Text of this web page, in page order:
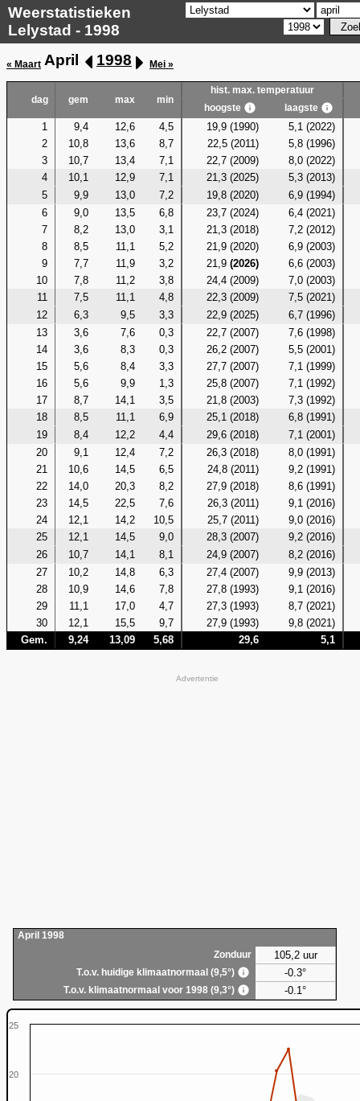
Weerstatistieken
Lelystad - 1998
« Maart April 1998 Mei »
dag gem max min
hist. max. temperatuur
hoogste
laagste
1 9,4 12,6 4,5 19,9 (1990)
5,1 (2022)
2
10,8 13,6 8,7 22,5 (2011)
5,8 (1996)
3
10,7 13,4 7,1 22,7 (2009)
8,0 (2022)
4
10,1 12,9 7,1 21,3 (2025)
5,3 (2013)
5
9,9 13,0 7,2 19,8 (2020)
6,9 (1994)
6
9,0 13,5 6,8 23,7 (2024)
6,4 (2021)
7
8,2 13,0 3,1 21,3 (2018)
7,2 (2012)
8
8,5 11,1 5,2 21,9 (2020)
6,9 (2003)
9
7,7 11,9 3,2 21,9(2026)
6,6 (2003)
10
7,8 11,2 3,8 24,4 (2009)
7,0 (2003)
11
7,5 11,1 4,8 22,3 (2009)
7,5 (2021)
12
6,3 9,5 3,3 22,9 (2025)
6,7 (1996)
13
3,6 7,6 0,3 22,7 (2007)
7,6 (1998)
14
3,6 8,3 0,3 26,2 (2007)
5,5 (2001)
15
5,6 8,4 3,3 27,7 (2007)
7,1 (1999)
16
5,6 9,9 1,3 25,8 (2007)
7,1 (1992)
17
8,7 14,1 3,5 21,8 (2003)
7,3 (1992)
18
8,5 11,1 6,9 25,1 (2018)
6,8 (1991)
19
8,4 12,2 4,4 29,6 (2018)
7,1 (2001)
20
9,1 12,4 7,2 26,3 (2018)
8,0 (1991)
21
10,6 14,5 6,5 24,8 (2011)
9,2 (1991)
22
14,0 20,3 8,2 27,9 (2018)
8,6 (1991)
23
14,5 22,5 7,6 26,3 (2011)
9,1 (2016)
24
12,1 14,2 10,5 25,7 (2011)
9,0 (2016)
25
12,1 14,5 9,0 28,3 (2007)
9,2 (2016)
26
10,7 14,1 8,1 24,9 (2007)
8,2 (2016)
27
10,2 14,8 6,3 27,4 (2007)
9,9 (2013)
28
10,9 14,6 7,8 27,8 (1993)
9,1 (2016)
29
11,1 17,0 4,7 27,3 (1993)
8,7 (2021)
30
12,1 15,5 9,7 27,9 (1993)
9,8 (2021)
Gem.
9,24 13,09 5,68 29,6 5,1
Advertentie
April 1998
Zonduur
105,2 uur
T.o.v. huidige klimaatnormaal (9,5°) -0.3°
T.o.v. klimaatnormaal voor 1998 (9,3°) -0.1°
20
25